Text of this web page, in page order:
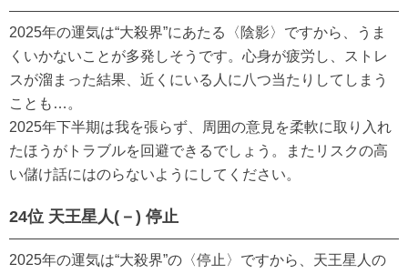
2025年の運気は“大殺界”にあたる〈陰影〉ですから、うま
くいかないことが多発しそうです。心身が疲労し、ストレ
スが溜まった結果、近くにいる人に八つ当たりしてしまう
ことも…。
2025年下半期は我を張らず、周囲の意見を柔軟に取り入れ
たほうがトラブルを回避できるでしょう。またリスクの高
い儲け話にはのらないようにしてください。
24位 天王星人(－) 停止
2025年の運気は“大殺界”の〈停止〉ですから、天王星人の